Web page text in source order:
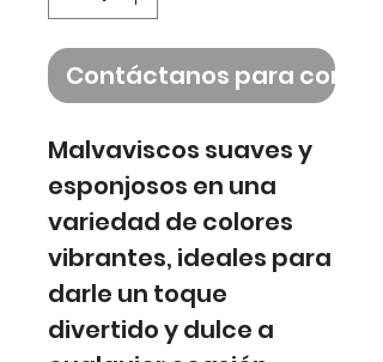
Contáctanos para
Malvaviscos suaves y
esponjosos en una
variedad de colores
vibrantes, ideales para
darle un toque
divertido y dulce a